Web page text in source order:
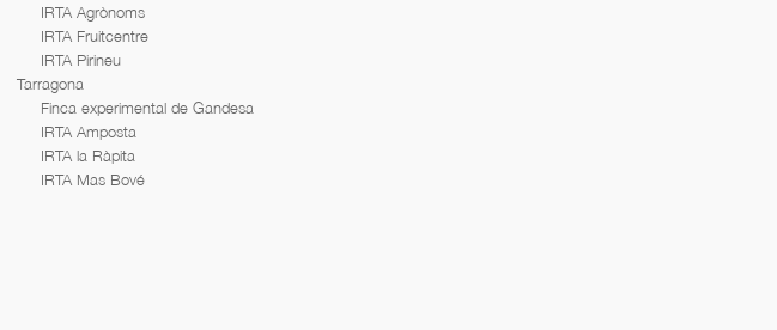
IRTA Agrònoms
IRTA Fruitcentre
IRTA Pirineu
Tarragona
Finca experimental de Gandesa
IRTA Amposta
IRTA la Ràpita
IRTA Mas Bové